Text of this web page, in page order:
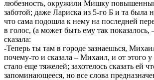
любезность, окружили Мишку
заботой; даже Лариска из 5-го Б и та была
что сама подошла к нему на последней
в голос, (а может быть ему так показалось,
сказала:
-Теперь ты там в городе зазнаешься,
почему-то и сказала – Михаил, и от этого у
стало еще тяжелей; захотелось сказать ей
запоминающееся, но все слова